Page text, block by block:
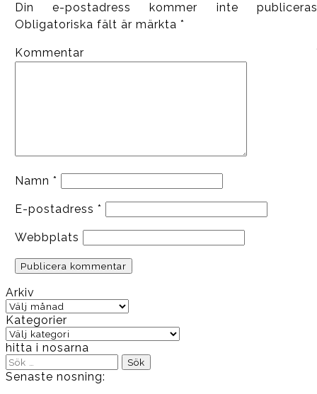
Din e-postadress kommer inte
Obligatoriska fält är märkta *
Kommentar
Namn *
E-postadress *
Webbplats
Arkiv
Arkiv
Kategorier
Kategorier
hitta i nosarna
Sök
efter:
Senaste nosning: